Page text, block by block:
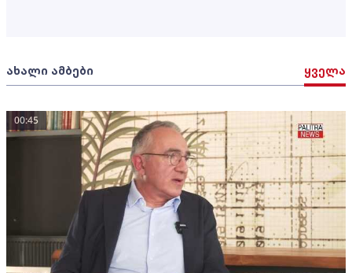
ახალი ამბები ყველა
00:45